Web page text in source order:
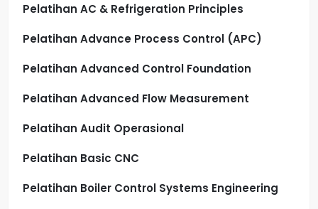
Pelatihan AC & Refrigeration Principles
Pelatihan Advance Process Control (APC)
Pelatihan Advanced Control Foundation
Pelatihan Advanced Flow Measurement
Pelatihan Audit Operasional
Pelatihan Basic CNC
Pelatihan Boiler Control Systems Engineering